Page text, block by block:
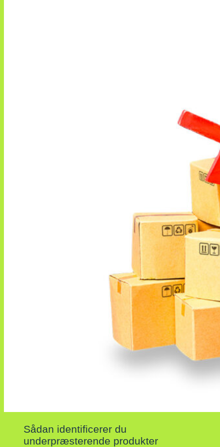
Sådan identificerer du
underpræsterende produkter